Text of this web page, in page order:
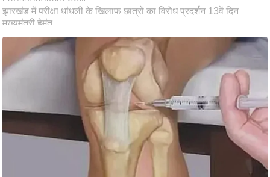
स
म
म
मा
तृ
भू